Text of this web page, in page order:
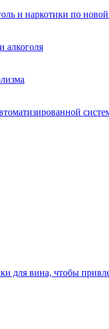
и наркотики по
алкоголя
для вина, чтобы